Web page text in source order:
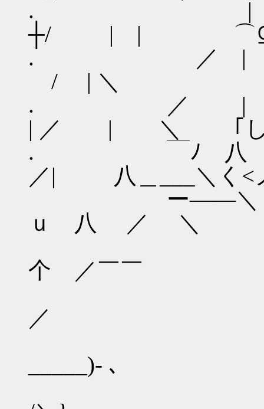
. | ┼--
┼/ | | ⌒⊆
. ／ | -
/ | ＼
. ／ | ＼ | 乂
| ／ | ＼ ｢し
. ￣ﾉ 八 |
／| 八＿___＼く<
ー――
ｕ 八 ／ ＼
个 ／￣￣
／
_____)‐